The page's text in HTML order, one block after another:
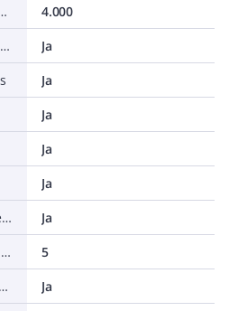
Runtimesystem
4.000
Mehrplatzfähigkeit, Runtime
Ja
Ja
Ja
Ja
Ja
Integrierbar i.d. Engineeringsoftware f.d. Autom.-System
Ja
Anzahl der Online/Runtime-Sprachen
5
Sprachumschaltung möglich
Ja